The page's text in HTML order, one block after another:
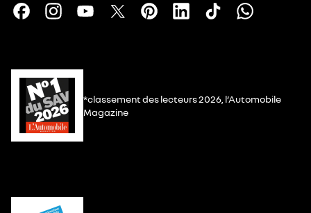
*classement des lecteurs 2026, l’Automobile
Magazine